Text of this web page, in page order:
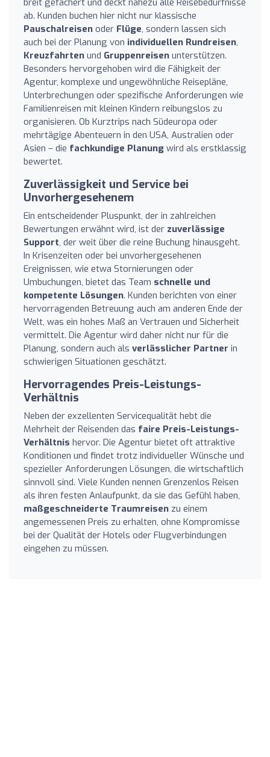
ab. Kunden buchen hier nicht nur klassische
Pauschalreisen oder Flüge, sondern lassen sich
auch bei der Planung von individuellen Rundreisen,
Kreuzfahrten und Gruppenreisen unterstützen.
Besonders hervorgehoben wird die Fähigkeit der
Agentur, komplexe und ungewöhnliche Reisepläne,
Unterbrechungen oder spezifische Anforderungen wie
Familienreisen mit kleinen Kindern reibungslos zu
organisieren. Ob Kurztrips nach Südeuropa oder
mehrtägige Abenteuern in den USA, Australien oder
Asien – die fachkundige Planung wird als erstklassig
bewertet.
Zuverlässigkeit und Service bei
Unvorhergesehenem
Ein entscheidender Pluspunkt, der in zahlreichen
Bewertungen erwähnt wird, ist der zuverlässige
Support, der weit über die reine Buchung hinausgeht.
In Krisenzeiten oder bei unvorhergesehenen
Ereignissen, wie etwa Stornierungen oder
Umbuchungen, bietet das Team schnelle und
kompetente Lösungen. Kunden berichten von einer
hervorragenden Betreuung auch am anderen Ende der
Welt, was ein hohes Maß an Vertrauen und Sicherheit
vermittelt. Die Agentur wird daher nicht nur für die
Planung, sondern auch als verlässlicher Partner in
schwierigen Situationen geschätzt.
Hervorragendes Preis-Leistungs-
Verhältnis
Neben der exzellenten Servicequalität hebt die
Mehrheit der Reisenden das faire Preis-Leistungs-
Verhältnis hervor. Die Agentur bietet oft attraktive
Konditionen und findet trotz individueller Wünsche und
spezieller Anforderungen Lösungen, die wirtschaftlich
sinnvoll sind. Viele Kunden nennen Grenzenlos Reisen
als ihren festen Anlaufpunkt, da sie das Gefühl haben,
maßgeschneiderte Traumreisen zu einem
angemessenen Preis zu erhalten, ohne Kompromisse
bei der Qualität der Hotels oder Flugverbindungen
eingehen zu müssen.